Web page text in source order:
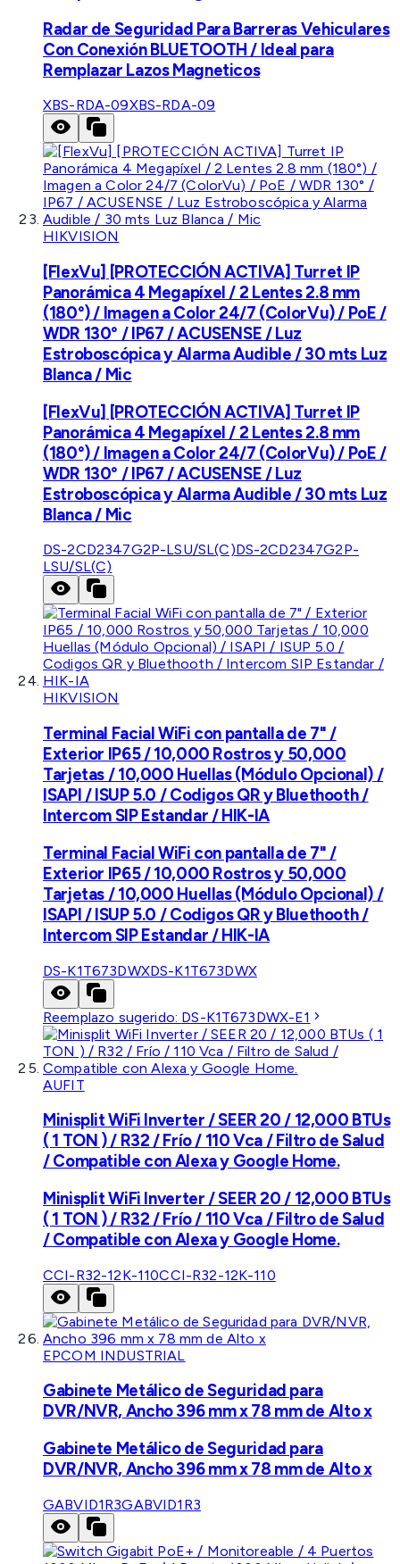
Radar de Seguridad Para Barreras Vehiculares
Con Conexión BLUETOOTH / Ideal para
Remplazar Lazos Magneticos
XBS-RDA-09XBS-RDA-09
HIKVISION
[FlexVu] [PROTECCIÓN ACTIVA] Turret IP
Panorámica 4 Megapíxel / 2 Lentes 2.8 mm
(180°) / Imagen a Color 24/7 (ColorVu) / PoE /
WDR 130° / IP67 / ACUSENSE / Luz
Estroboscópica y Alarma Audible / 30 mts Luz
Blanca / Mic
[FlexVu] [PROTECCIÓN ACTIVA] Turret IP
Panorámica 4 Megapíxel / 2 Lentes 2.8 mm
(180°) / Imagen a Color 24/7 (ColorVu) / PoE /
WDR 130° / IP67 / ACUSENSE / Luz
Estroboscópica y Alarma Audible / 30 mts Luz
Blanca / Mic
DS-2CD2347G2P-LSU/SL(C)DS-2CD2347G2P-
LSU/SL(C)
HIKVISION
Terminal Facial WiFi con pantalla de 7" /
Exterior IP65 / 10,000 Rostros y 50,000
Tarjetas / 10,000 Huellas (Módulo Opcional) /
ISAPI / ISUP 5.0 / Codigos QR y Bluethooth /
Intercom SIP Estandar / HIK-IA
Terminal Facial WiFi con pantalla de 7" /
Exterior IP65 / 10,000 Rostros y 50,000
Tarjetas / 10,000 Huellas (Módulo Opcional) /
ISAPI / ISUP 5.0 / Codigos QR y Bluethooth /
Intercom SIP Estandar / HIK-IA
DS-K1T673DWXDS-K1T673DWX
Reemplazo sugerido: DS-K1T673DWX-E1
AUFIT
Minisplit WiFi Inverter / SEER 20 / 12,000 BTUs
( 1 TON ) / R32 / Frío / 110 Vca / Filtro de Salud
/ Compatible con Alexa y Google Home.
Minisplit WiFi Inverter / SEER 20 / 12,000 BTUs
( 1 TON ) / R32 / Frío / 110 Vca / Filtro de Salud
/ Compatible con Alexa y Google Home.
CCI-R32-12K-110CCI-R32-12K-110
EPCOM INDUSTRIAL
Gabinete Metálico de Seguridad para
DVR/NVR, Ancho 396 mm x 78 mm de Alto x
Gabinete Metálico de Seguridad para
DVR/NVR, Ancho 396 mm x 78 mm de Alto x
GABVID1R3GABVID1R3